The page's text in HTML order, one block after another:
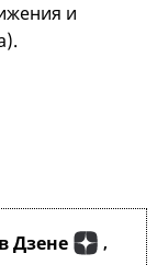
и
в Дзене ,